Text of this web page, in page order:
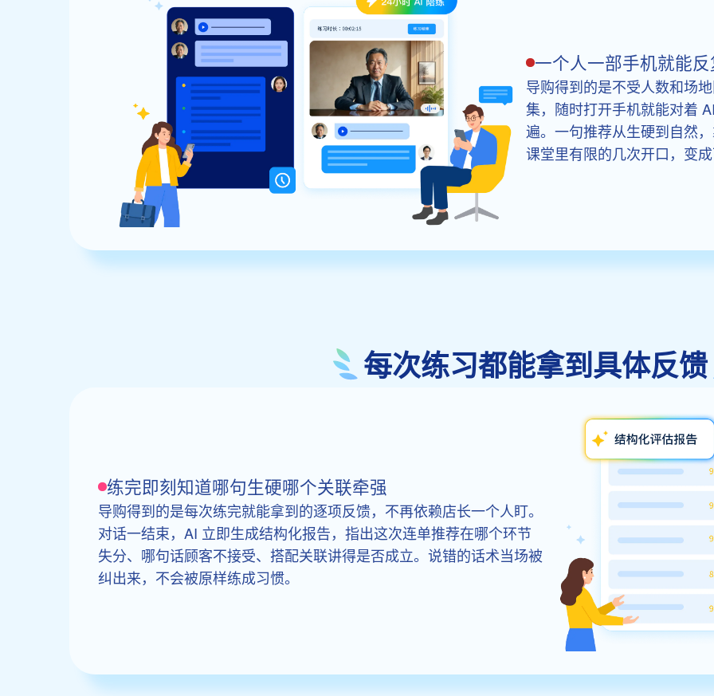
一个人一部手机就能
导购得到的是不受人数和场
集，随时打开手机就能对着
遍。一句推荐从生硬到自然
课堂里有限的几次开口，变
每次练习都能拿到具体反馈
练完即刻知道哪句生硬哪个关联牵强
导购得到的是每次练完就能拿到的逐项反馈，不再依赖店长一个人盯。
对话一结束，AI 立即生成结构化报告，指出这次连单推荐在哪个环节
失分、哪句话顾客不接受、搭配关联讲得是否成立。说错的话术当场被
纠出来，不会被原样练成习惯。